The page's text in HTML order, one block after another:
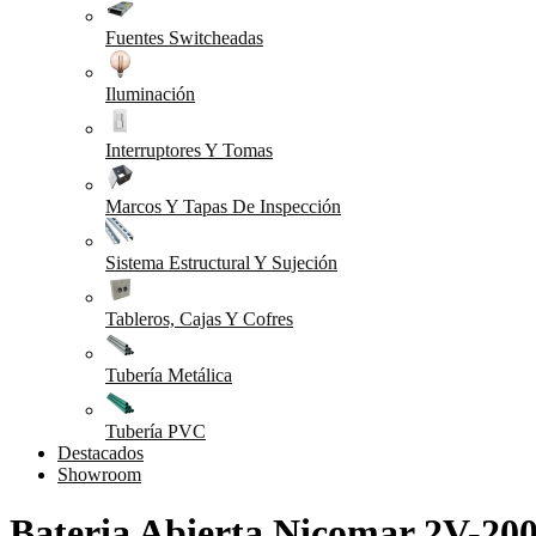
Fuentes Switcheadas
Iluminación
Interruptores Y Tomas
Marcos Y Tapas De Inspección
Sistema Estructural Y Sujeción
Tableros, Cajas Y Cofres
Tubería Metálica
Tubería PVC
Destacados
Showroom